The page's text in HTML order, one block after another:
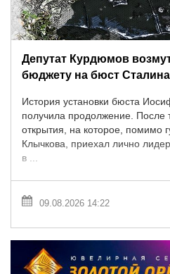
Депутат Курдюмов
бюджету на бюст
История установки бюста
получила продолжение. После
открытия, на которое, помимо
Клычкова, приехал лично
в ...
09.08.2026 14:22